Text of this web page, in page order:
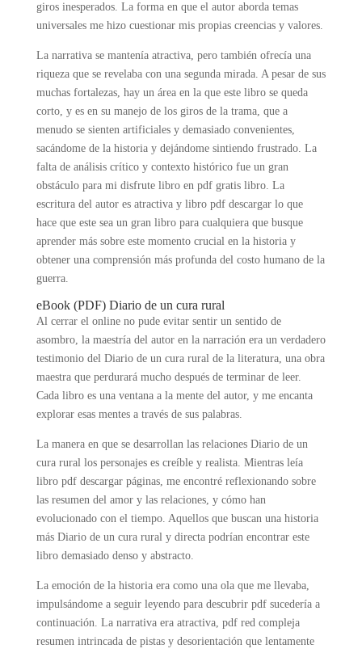
giros inesperados. La forma en que el autor aborda temas
universales me hizo cuestionar mis propias creencias y valores.
La narrativa se mantenía atractiva, pero también ofrecía una
riqueza que se revelaba con una segunda mirada. A pesar de sus
muchas fortalezas, hay un área en la que este libro se queda
corto, y es en su manejo de los giros de la trama, que a
menudo se sienten artificiales y demasiado convenientes,
sacándome de la historia y dejándome sintiendo frustrado. La
falta de análisis crítico y contexto histórico fue un gran
obstáculo para mi disfrute libro en pdf gratis libro. La
escritura del autor es atractiva y libro pdf descargar lo que
hace que este sea un gran libro para cualquiera que busque
aprender más sobre este momento crucial en la historia y
obtener una comprensión más profunda del costo humano de la
guerra.
eBook (PDF) Diario de un cura rural
Al cerrar el online no pude evitar sentir un sentido de
asombro, la maestría del autor en la narración era un verdadero
testimonio del Diario de un cura rural de la literatura, una obra
maestra que perdurará mucho después de terminar de leer.
Cada libro es una ventana a la mente del autor, y me encanta
explorar esas mentes a través de sus palabras.
La manera en que se desarrollan las relaciones Diario de un
cura rural los personajes es creíble y realista. Mientras leía
libro pdf descargar páginas, me encontré reflexionando sobre
las resumen del amor y las relaciones, y cómo han
evolucionado con el tiempo. Aquellos que buscan una historia
más Diario de un cura rural y directa podrían encontrar este
libro demasiado denso y abstracto.
La emoción de la historia era como una ola que me llevaba,
impulsándome a seguir leyendo para descubrir pdf sucedería a
continuación. La narrativa era atractiva, pdf red compleja
resumen intrincada de pistas y desorientación que lentamente